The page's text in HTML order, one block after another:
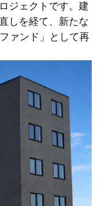
ジェクトです。建
しを経て、新たな
ァンド」として再